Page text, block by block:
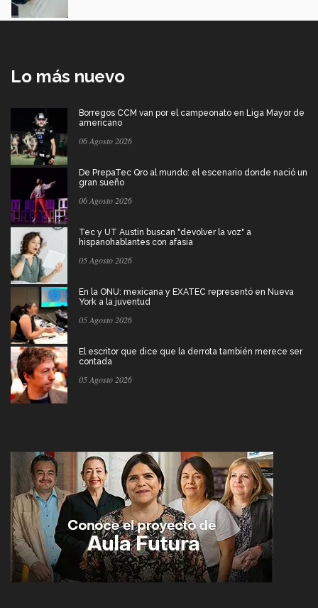
Lo más nuevo
Borregos CCM van por el campeonato en Liga Mayor de
americano
06 Agosto 2026
De PrepaTec Qro al mundo: el escenario donde nació un
gran sueño
06 Agosto 2026
Tec y UT Austin buscan "devolver la voz" a
hispanohablantes con afasia
05 Agosto 2026
En la ONU: mexicana y EXATEC representó en Nueva
York a la juventud
05 Agosto 2026
El escritor que dice que la derrota también merece ser
contada
05 Agosto 2026